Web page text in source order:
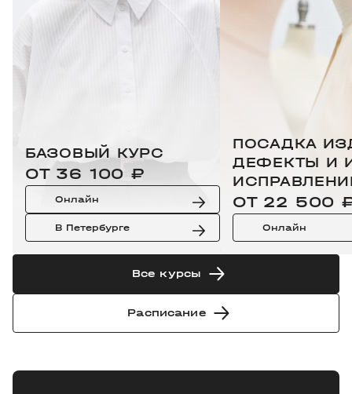
БАЗОВЫЙ КУРС
ОТ 36 100 ₽
Онлайн
В Петербурге
ПОСАДКА
ДЕФЕКТЫ И
ОТ 22 500
Онлайн
Все курсы
Расписание